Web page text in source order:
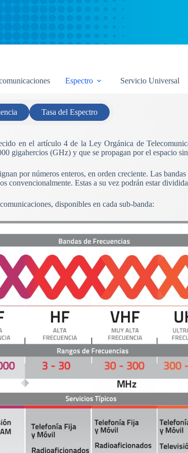
Espectro Servicio Universal
Tasa del Espectro
en el artículo 4 de la Ley Orgánica de
gigahercios (GHz) y que se propagan por el espacio
por números enteros, en orden creciente. Las
convencionalmente. Estas a su vez podrán estar
disponibles en cada sub-banda: